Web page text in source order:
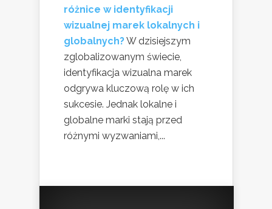
różnice w identyfikacji
wizualnej marek lokalnych i
globalnych?W dzisiejszym
zglobalizowanym świecie,
identyfikacja wizualna marek
odgrywa kluczową rolę w ich
sukcesie. Jednak lokalne i
globalne marki stają przed
różnymi wyzwaniami,...